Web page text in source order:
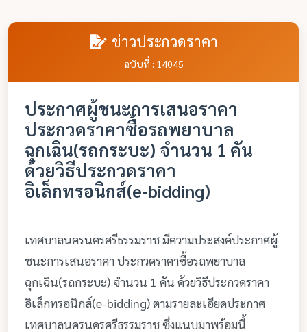
ข่าวประกวดราคา
ฉบับที่ : 14045
ประกาศผู้ชนะการเสนอราคา
ประกวดราคาซื้อรถพยาบาล
ฉุกเฉิน(รถกระบะ) จำนวน 1 คัน
ด้วยวิธีประกวดราคา
อิเล็กทรอนิกส์(e-bidding)
เทศบาลนครนครศรีธรรมราช มีความประสงค์ประกาศผู้
ชนะการเสนอราคา ประกวดราคาซื้อรถพยาบาล
ฉุกเฉิน(รถกระบะ) จำนวน 1 คัน ด้วยวิธีประกวดราคา
อิเล็กทรอนิกส์(e-bidding) ตามรายละเอียดประกาศ
เทศบาลนครนครศรีธรรมราช ซึ่งแนบมาพร้อมนี้